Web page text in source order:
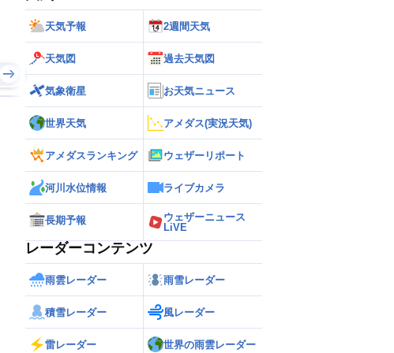
天気予報 2週間天気
天気図 過去天気図
気象衛星 お天気ニュース
世界天気 アメダス(実況天気)
アメダスランキング ウェザーリポート
河川水位情報 ライブカメラ
長期予報
ウェザーニュース
LiVE
レーダーコンテンツ
雨雲レーダー 雨雪レーダー
積雪レーダー 風レーダー
雷レーダー 世界の雨雲レーダー